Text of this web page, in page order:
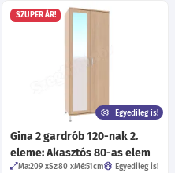
SZUPER ÁR!
Egyedileg is!
Gina 2 gardrób 120-nak 2.
eleme: Akasztós 80-as elem
Ma:209 Sz:80 Mé:51cm
Egyedileg is!